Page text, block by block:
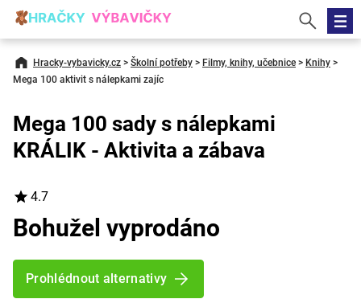
Hracky-vybavicky.cz > Školní potřeby > Filmy, knihy, učebnice > Knihy >
Mega 100 aktivit s nálepkami zajíc
Mega 100 sady s nálepkami
KRÁLIK - Aktivita a zábava
4.7
Bohužel vyprodáno
Prohlédnout alternativy